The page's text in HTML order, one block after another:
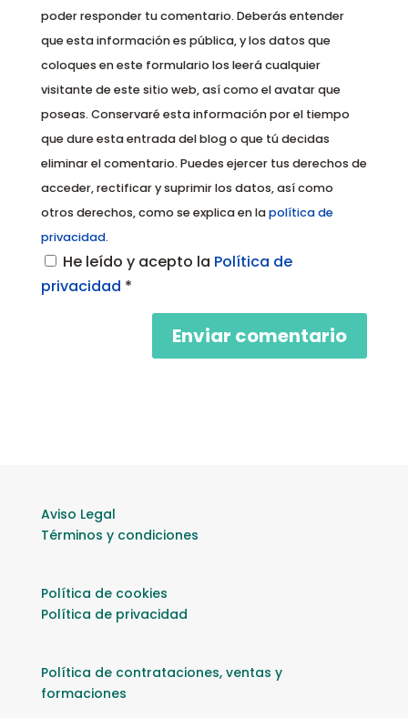
poder responder tu comentario. Deberás entender
que esta información es pública, y los datos que
coloques en este formulario los leerá cualquier
visitante de este sitio web, así como el avatar que
poseas. Conservaré esta información por el tiempo
que dure esta entrada del blog o que tú decidas
eliminar el comentario. Puedes ejercer tus derechos de
acceder, rectificar y suprimir los datos, así como
otros derechos, como se explica en lapolítica de
privacidad.
He leído y acepto la Política de
privacidad *
Aviso Legal
Términos y condiciones
Política de cookies
Política de privacidad
Política de contrataciones, ventas y
formaciones